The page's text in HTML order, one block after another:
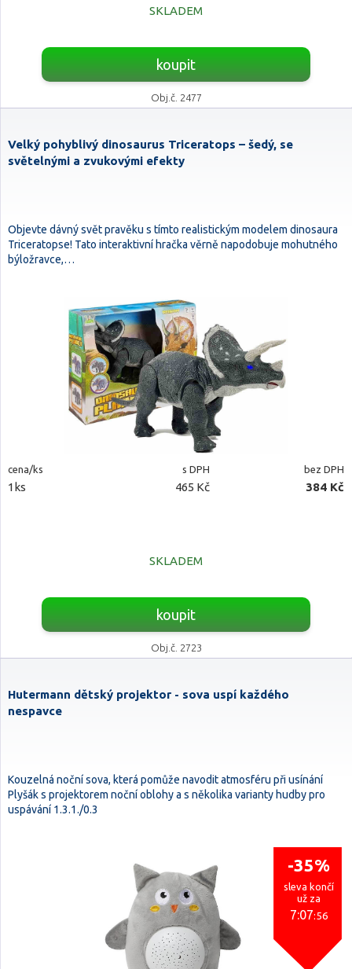
SKLADEM
koupit
Obj.č. 2477
Velký pohyblivý dinosaurus Triceratops – šedý, se
světelnými a zvukovými efekty
Objevte dávný svět pravěku s tímto realistickým modelem dinosaura
Triceratopse! Tato interaktivní hračka věrně napodobuje mohutného
býložravce,…
cena/ks s DPH bez DPH
1ks 465 Kč 384 Kč
SKLADEM
koupit
Obj.č. 2723
Hutermann dětský projektor - sova uspí každého
nespavce
Kouzelná noční sova, která pomůže navodit atmosféru při usínání
Plyšák s projektorem noční oblohy a s několika varianty hudby pro
uspávání 1.3.1./0.3
-35%
sleva končí
už za
7:07:54